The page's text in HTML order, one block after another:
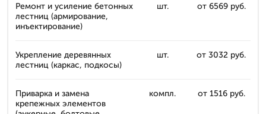
Ремонт и усиление бетонных
лестниц (армирование,
инъектирование)
шт. от 6569 руб.
Укрепление деревянных
лестниц (каркас, подкосы)
шт. от 3032 руб.
Приварка и замена
крепежных элементов
компл. от 1516 руб.